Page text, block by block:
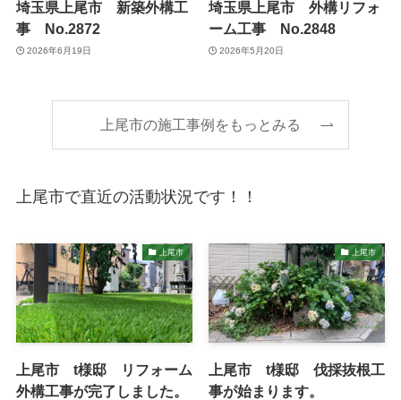
埼玉県上尾市 新築外構工
事 No.2872
2026年6月19日
埼玉県上尾市 外構リフォ
ーム工事 No.2848
2026年5月20日
上尾市の施工事例をもっとみる
上尾市で直近の活動状況です！！
上尾市
上尾市 t様邸 リフォーム
外構工事が完了しました。
上尾市
上尾市 t様邸 伐採抜根工
事が始まります。